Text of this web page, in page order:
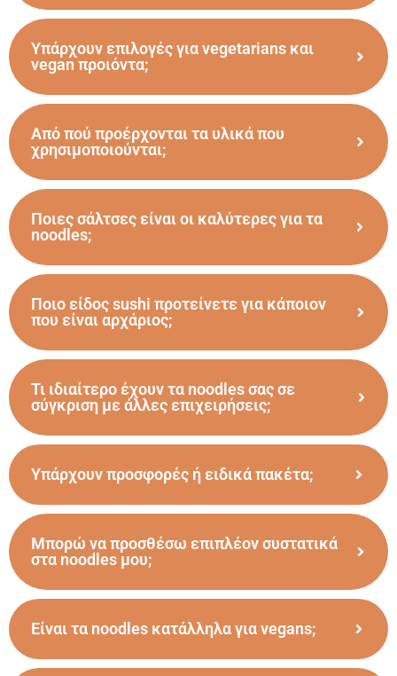
Υπάρχουν επιλογές για vegetarians και
vegan προιόντα;
Από πού προέρχονται τα υλικά που
χρησιμοποιούνται;
Ποιες σάλτσες είναι οι καλύτερες για τα
noodles;
Ποιο είδος sushi προτείνετε για κάποιον
που είναι αρχάριος;
Τι ιδιαίτερο έχουν τα noodles σας σε
σύγκριση με άλλες επιχειρήσεις;
Υπάρχουν προσφορές ή ειδικά πακέτα;
Μπορώ να προσθέσω επιπλέον συστατικά
στα noodles μου;
Είναι τα noodles κατάλληλα για vegans;